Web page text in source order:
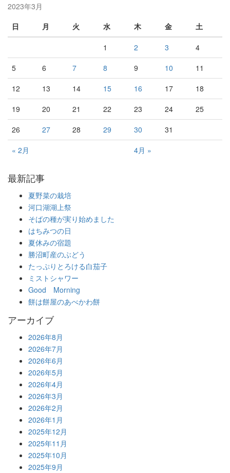
2023年3月
日
月 火 水 木 金 土
« 2月 4月 »
1 2 3
4
5
6 7 8 9 10
11
12
13 14 15 16 17
18
19
20 21 22 23 24
25
26
27 28 29 30 31
最新記事
夏野菜の栽培
河口湖湖上祭
そばの種が実り始めました
はちみつの日
夏休みの宿題
勝沼町産のぶどう
たっぷりとろける白茄子
ミストシャワー
Good Morning
餅は餅屋のあべかわ餅
アーカイブ
2026年8月
2026年7月
2026年6月
2026年5月
2026年4月
2026年3月
2026年2月
2026年1月
2025年12月
2025年11月
2025年10月
2025年9月